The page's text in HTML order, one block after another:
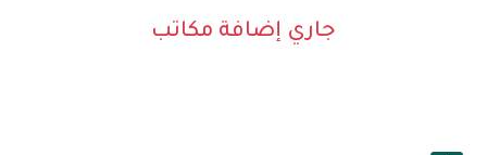
جاري إضافة مكاتب